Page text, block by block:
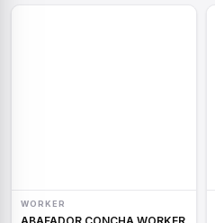
WORKER